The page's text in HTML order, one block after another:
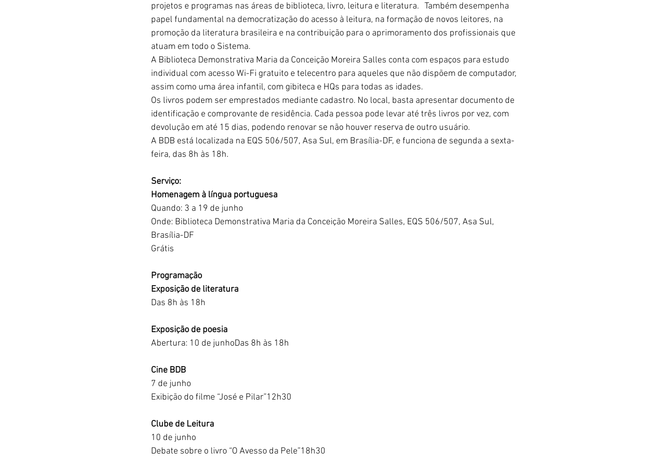
projetos e programas nas áreas de biblioteca, livro, leitura e literatura. Também desempenha
papel fundamental na democratização do acesso à leitura, na formação de novos leitores, na
promoção da literatura brasileira e na contribuição para o aprimoramento dos profissionais que
atuam em todo o Sistema.
A Biblioteca Demonstrativa Maria da Conceição Moreira Salles conta com espaços para estudo
individual com acesso Wi-Fi gratuito e telecentro para aqueles que não dispõem de computador,
assim como uma área infantil, com gibiteca e HQs para todas as idades.
Os livros podem ser emprestados mediante cadastro. No local, basta apresentar documento de
identificação e comprovante de residência. Cada pessoa pode levar até três livros por vez, com
devolução em até 15 dias, podendo renovar se não houver reserva de outro usuário.
A BDB está localizada na EQS 506/507, Asa Sul, em Brasília-DF, e funciona de segunda a sexta-
feira, das 8h às 18h.
Serviço:
Homenagem à língua portuguesa
Quando: 3 a 19 de junho
Onde: Biblioteca Demonstrativa Maria da Conceição Moreira Salles, EQS 506/507, Asa Sul,
Brasília-DF
Grátis
Programação
Exposição de literatura
Das 8h às 18h
Exposição de poesia
Abertura: 10 de junhoDas 8h às 18h
Cine BDB
7 de junho
Exibição do filme “José e Pilar”12h30
Clube de Leitura
10 de junho
Debate sobre o livro “O Avesso da Pele”18h30